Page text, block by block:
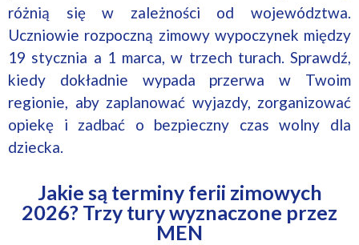
różnią się w zależności od województwa.
Uczniowie rozpoczną zimowy wypoczynek między
19 stycznia a 1 marca, w trzech turach. Sprawdź,
kiedy dokładnie wypada przerwa w Twoim
regionie, aby zaplanować wyjazdy, zorganizować
opiekę i zadbać o bezpieczny czas wolny dla
dziecka.
Jakie są terminy ferii zimowych
2026? Trzy tury wyznaczone przez
MEN